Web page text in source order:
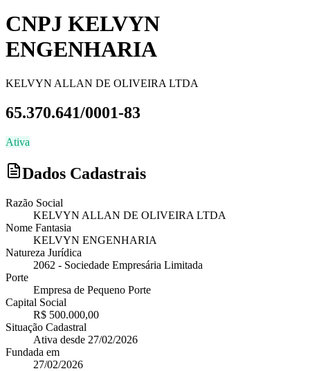
CNPJ KELVYN
ENGENHARIA
KELVYN ALLAN DE OLIVEIRA LTDA
65.370.641/0001-83
Ativa
Dados Cadastrais
Razão Social
KELVYN ALLAN DE OLIVEIRA LTDA
Nome Fantasia
KELVYN ENGENHARIA
Natureza Jurídica
2062 - Sociedade Empresária Limitada
Porte
Empresa de Pequeno Porte
Capital Social
R$ 500.000,00
Situação Cadastral
Ativa desde 27/02/2026
Fundada em
27/02/2026